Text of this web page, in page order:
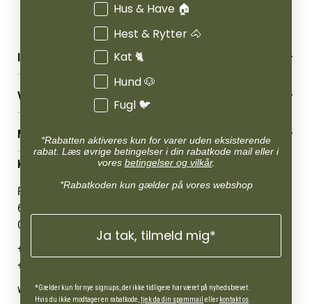
INFORMATION
Reklamations- & fortrydelsesret
Levering & afhentning
Følg din bestilling
Persondatapolitik
Cookies
Returportal
VORES BUTIK
Job
Mærker
Om os
Om Vestjyllands Andel
Blog
Ofte stillede spørgsmål
MIN KONTO
Administrer min konto
KONTAKT OS
Pantonevej 10
6580 Vamdrup
CVR: 21 38 54 84
+45 7692 2900
+45 4630 0885
webshop@agroland.dk
Hus & Have 🏠
Hest & Rytter 🐴
Kat 🐈
Hund 🐶
Fugl 🐦
*Rabatten aktiveres kun for varer uden eksisterende
rabat. Læs øvrige betingelser i din rabatkode mail eller i
vores betingelser og vilkår.
*Rabatkoden kun gælder på vores webshop
Ja tak, tilmeld mig*
*Gælder kun for nye signups, der ikke tidligere har været på nyhedsbrevet.
Hvis du ikke modtager en rabatkode, tjek da din spammail ellerkontakt os